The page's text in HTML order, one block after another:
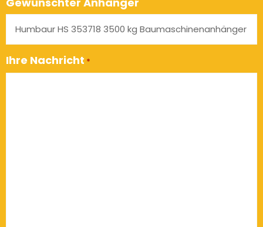
Ihre Nachricht *